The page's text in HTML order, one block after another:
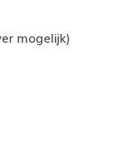
mogelijk)